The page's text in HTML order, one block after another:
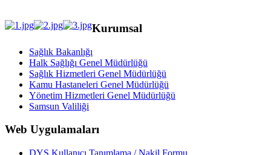
Kurumsal
Sağlık Bakanlığı
Halk Sağlığı Genel Müdürlüğü
Sağlık Hizmetleri Genel Müdürlüğü
Kamu Hastaneleri Genel Müdürlüğü
Yönetim Hizmetleri Genel Müdürlüğü
Samsun Valiliği
Web Uygulamaları
DYS Kullanıcı Tanımlama / Nakil Formu